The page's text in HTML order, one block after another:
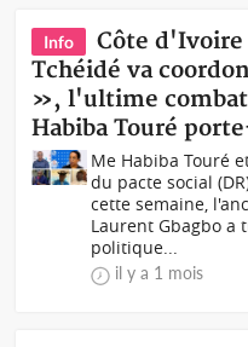
Info
Côte d'Ivoire
Tchéidé va
», l'ultime combat
Habiba Touré
Me Habiba Touré
du pacte social
cette semaine,
Laurent Gbagbo a
politique...
il y a 1 mois